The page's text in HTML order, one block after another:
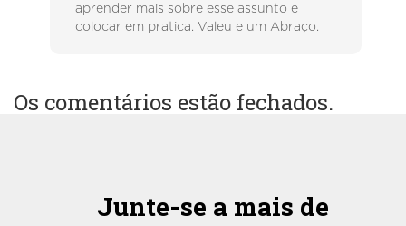
aprender mais sobre esse assunto e
colocar em pratica. Valeu e um Abraço.
Os comentários estão fechados.
Junte-se a mais de